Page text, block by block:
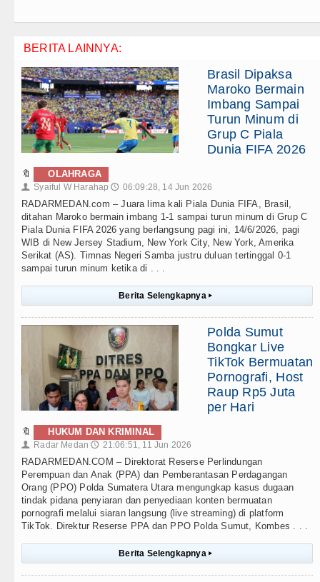
BERITA LAINNYA:
Brasil Dipaksa
Maroko Bermain
Imbang Sampai
Turun Minum di
Grup C Piala
Dunia FIFA 2026
🔖 OLAHRAGA
👤 Syaiful W Harahap 🕔 06:09:28, 14 Jun 2026
RADARMEDAN.com – Juara lima kali Piala Dunia FIFA, Brasil,
ditahan Maroko bermain imbang 1-1 sampai turun minum di Grup C
Piala Dunia FIFA 2026 yang berlangsung pagi ini, 14/6/2026, pagi
WIB di New Jersey Stadium, New York City, New York, Amerika
Serikat (AS). Timnas Negeri Samba justru duluan tertinggal 0-1
sampai turun minum ketika di . . .
Berita Selengkapnya ▸
Polda Sumut
Bongkar Live
TikTok Bermuatan
Pornografi, Host
Raup Rp5 Juta
per Hari
🔖 HUKUM DAN KRIMINAL
👤 Radar Medan 🕔 21:06:51, 11 Jun 2026
RADARMEDAN.COM – Direktorat Reserse Perlindungan
Perempuan dan Anak (PPA) dan Pemberantasan Perdagangan
Orang (PPO) Polda Sumatera Utara mengungkap kasus dugaan
tindak pidana penyiaran dan penyediaan konten bermuatan
pornografi melalui siaran langsung (live streaming) di platform
TikTok. Direktur Reserse PPA dan PPO Polda Sumut, Kombes . . .
Berita Selengkapnya ▸